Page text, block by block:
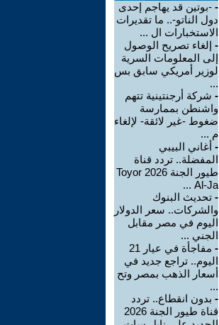
- -بوتين قد يهاجم إحدى
دول الناتو-.. ما تقديرات
الاستخبارات ال ...
- إلغاء تصريح الوصول
إلى المعلومات السرية
لوزير أمريكي سابق بس
...
- شركة أرجنتينية تتهم
واشنطن بممارسة
ضغوط -غير لائقة- لإلغاء
م ...
- أغاني البيبي
المفضلة.. تردد قناة
طيور الجنة 2026 Toyor
Al-Ja ...
- تحديث البنوك
والشركات.. سعر الدولار
اليوم في مصر مقابل
الجني ...
-
مفاجأة في عيار 21
اليوم.. تراجع جديد في
أسعار الذهب بمصر وتح
...
- بدون انقطاع.. تردد
قناة طيور الجنة 2026